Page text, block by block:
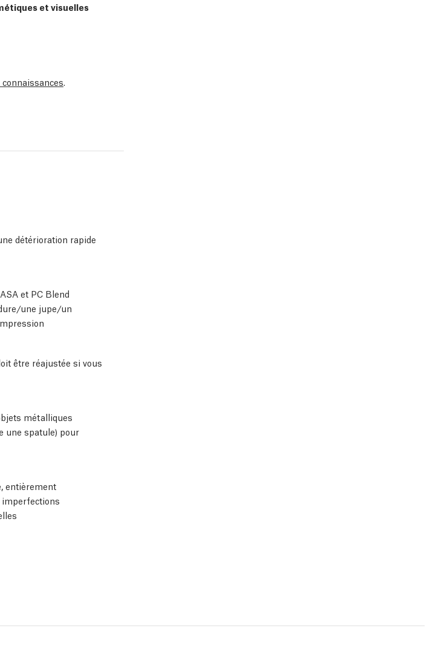
et visuelles
connaissances.
détérioration rapide
et PC Blend
une jupe/un
être réajustée si vous
métalliques
une spatule) pour
entièrement
imperfections